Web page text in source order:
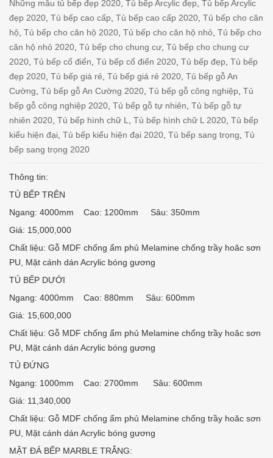
Những mẫu tủ bếp đẹp 2020 Tủ bếp Arcylic đẹp Tủ bếp Arcylic
đẹp 2020 Tủ bếp cao cấp Tủ bếp cao cấp 2020 Tủ bếp cho căn
hộ Tủ bếp cho căn hộ 2020 Tủ bếp cho căn hộ nhỏ Tủ bếp cho
căn hộ nhỏ 2020 Tủ bếp cho chung cư Tủ bếp cho chung cư
2020 Tủ bếp cổ điển Tủ bếp cổ điển 2020 Tủ bếp đẹp Tủ bếp
đẹp 2020 Tủ bếp giá rẻ Tủ bếp giá rẻ 2020 Tủ bếp gỗ An
Cường Tủ bếp gỗ An Cường 2020 Tủ bếp gỗ công nghiệp Tủ
bếp gỗ công nghiệp 2020 Tủ bếp gỗ tự nhiên Tủ bếp gỗ tự
nhiên 2020 Tủ bếp hình chữ L Tủ bếp hình chữ L 2020 Tủ bếp
kiểu hiện đại Tủ bếp kiểu hiện đại 2020 Tủ bếp sang trọng Tủ
bếp sang trọng 2020
Thông tin:
TỦ BẾP TRÊN
Ngang: 4000mm Cao: 1200mm Sâu: 350mm
Giá: 15,000,000
Chất liệu: Gỗ MDF chống ẩm phủ Melamine chống trầy hoăc sơn
PU, Mặt cánh dán Acrylic bóng gương
TỦ BẾP DƯỚI
Ngang: 4000mm Cao: 880mm Sâu: 600mm
Giá: 15,600,000
Chất liệu: Gỗ MDF chống ẩm phủ Melamine chống trầy hoăc sơn
PU, Mặt cánh dán Acrylic bóng gương
TỦ ĐỨNG
Ngang: 1000mm Cao: 2700mm Sâu: 600mm
Giá: 11,340,000
Chất liệu: Gỗ MDF chống ẩm phủ Melamine chống trầy hoăc sơn
PU, Mặt cánh dán Acrylic bóng gương
MẶT ĐÁ BẾP MARBLE TRẮNG: